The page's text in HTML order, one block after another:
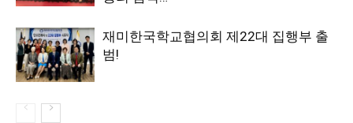
재미한국학교협의회 제22대 집행부 출
범!